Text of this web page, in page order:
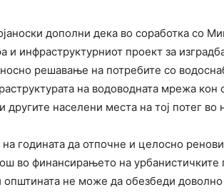
дополни дека во соработка со
и инфраструктурниот проект за
решавање на потребите со
на водоводната мрежа кон
населени места на тој потег во
на годината да отпочне и целосно
во финансирањето на урбанистичките
општината не може да обезбеди